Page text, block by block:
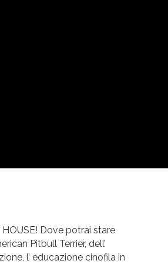
Dove potrai stare
Pitbull Terrier, dell’
l’ educazione cinofila in